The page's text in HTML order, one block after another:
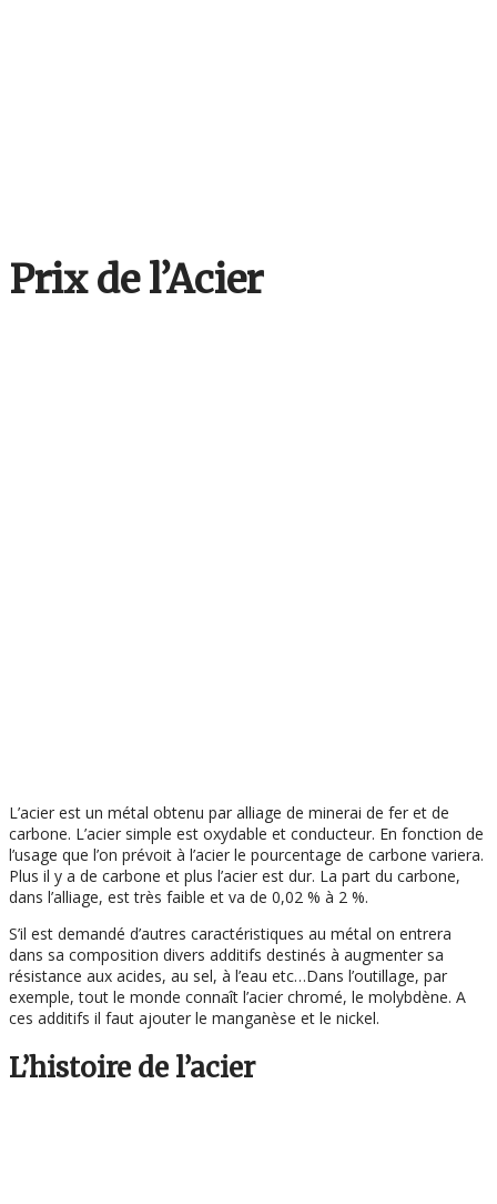
Prix de l’Acier
L’acier est un métal obtenu par alliage de minerai de fer et de
carbone. L’acier simple est oxydable et conducteur. En fonction de
l’usage que l’on prévoit à l’acier le pourcentage de carbone variera.
Plus il y a de carbone et plus l’acier est dur. La part du carbone,
dans l’alliage, est très faible et va de 0,02 % à 2 %.
S’il est demandé d’autres caractéristiques au métal on entrera
dans sa composition divers additifs destinés à augmenter sa
résistance aux acides, au sel, à l’eau etc…Dans l’outillage, par
exemple, tout le monde connaît l’acier chromé, le molybdène. A
ces additifs il faut ajouter le manganèse et le nickel.
L’histoire de l’acier